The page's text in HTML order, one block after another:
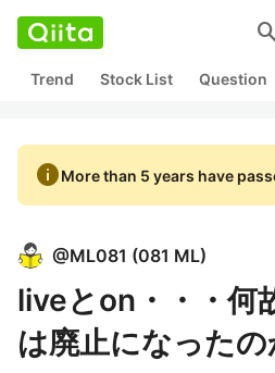
Trend Stock List Question
infoMore than 5 years have
@ML081 (081 ML)
liveとon・・・何
は廃止になったの